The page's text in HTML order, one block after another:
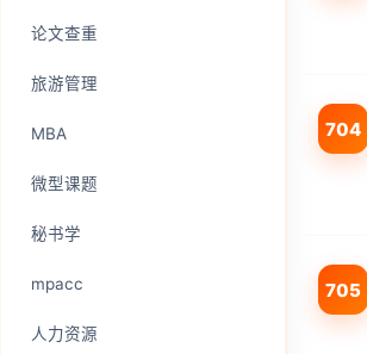
论文查重
旅游管理
MBA
微型课题
秘书学
mpacc
人力资源
704
705